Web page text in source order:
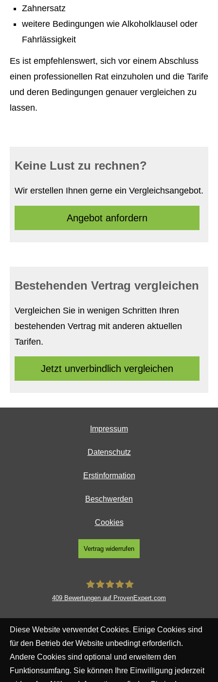
Zahnersatz
weitere Bedingungen wie Alkoholklausel oder
Fahrlässigkeit
Es ist empfehlenswert, sich vor einem Abschluss
einen professionellen Rat einzuholen und die Tarife
und deren Bedingungen genauer ver­gleichen zu
lassen.
Keine Lust zu rechnen?
Wir erstellen Ihnen gerne ein Vergleichsangebot.
An­ge­bot an­for­dern
Bestehenden Vertrag ver­gleichen
Vergleichen Sie in wenigen Schritten Ihren
bestehenden Vertrag mit anderen aktuellen
Tarifen.
Jetzt unverbindlich ver­gleichen
Impressum
Datenschutz
Erstinformation
Beschwerden
Cookies
Vertrag widerrufen
409 Bewertungen auf ProvenExpert.com
Diese Website verwendet Cookies. Einige Cookies sind
für den Betrieb der Website unbedingt erforderlich.
Andere Cookies sind optional und erweitern den
Funktionsumfang. Sie können Ihre Einwilligung jederzeit